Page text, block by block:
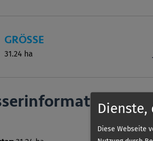
GRÖSSE
31.24 ha
Diese Webseite